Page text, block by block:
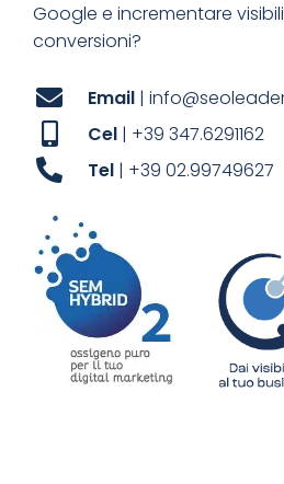
Google e incrementare
conversioni?
Email |
Cel | +39 347.6291162
Tel | +39 02.99749627